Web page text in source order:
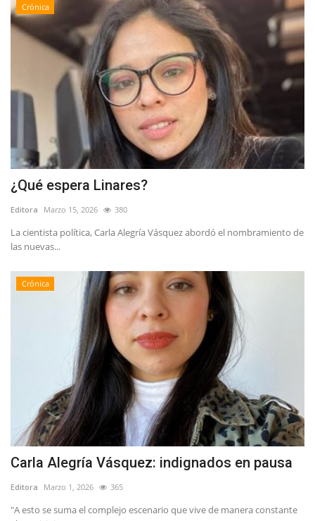
Crónica
¿Qué espera Linares?
Editora Marzo 15, 2026 380
La cientista política, Carla Alegría Vásquez abordó el nombramiento de
las nuevas...
Crónica
Carla Alegría Vásquez: indignados en pausa
Editora Marzo 1, 2026 365
"A esto se suma el complejo escenario que vive de manera constante